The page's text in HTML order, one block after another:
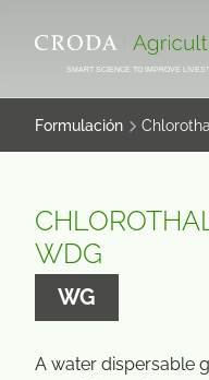
CONTENIDOSMART SCIENCE TO IMPROVE
Formulación
WDG
WG
A water dispersable